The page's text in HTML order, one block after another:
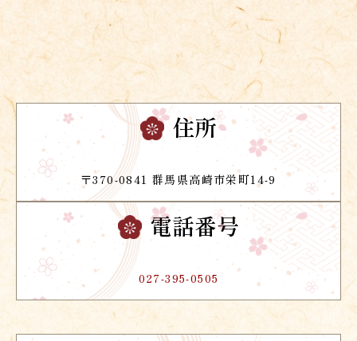
住所
〒370-0841 群馬県高崎市栄町14-9
電話番号
027-395-0505